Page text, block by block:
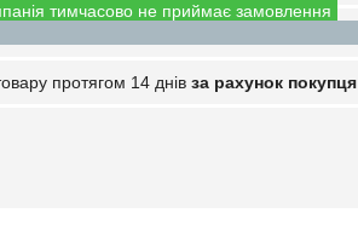
тимчасово не приймає замовлення
протягом 14 днів за рахунок покупця